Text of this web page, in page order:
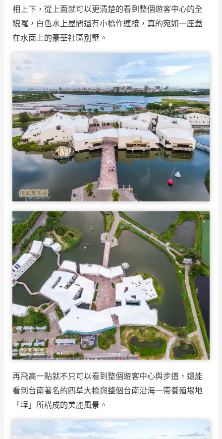
相上下，從上面就可以更清楚的看到整個遊客中心的全
貌囉，白色水上屋間還有小橋作連接，真的宛如一座蓋
在水面上的豪華社區別墅。
再飛高一點就不只可以看到整個遊客中心與步道，還能
看到台南著名的四草大橋與整個台南沿海一帶養殖場地
「埕」所構成的美麗風景。